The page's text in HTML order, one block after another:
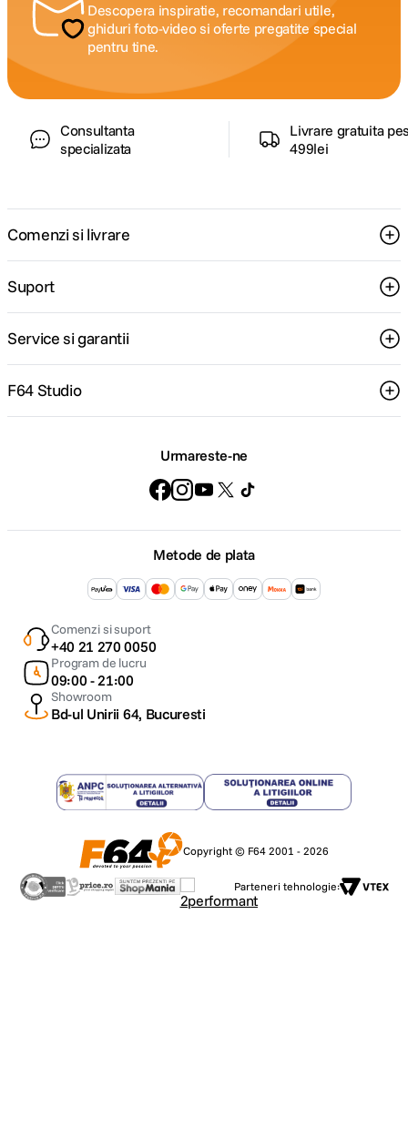
Descopera inspiratie, recomandari utile,
ghiduri foto-video si oferte pregatite special
pentru tine.
Consultanta
specializata
Livrare gratuita
499lei
Comenzi si livrare
Suport
Service si garantii
F64 Studio
Urmareste-ne
Metode de plata
Comenzi si suport
+40 21 270 0050
Program de lucru
09:00 - 21:00
Showroom
Bd-ul Unirii 64, Bucuresti
Copyright © F64 2001 - 2026
Parteneri tehnologie: